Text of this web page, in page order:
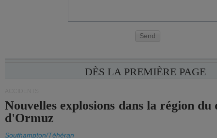
Send
DÈS LA PREMIÈRE PAGE
Nouvelles explosions dans la région
d'Ormuz
Southampton/Téhéran